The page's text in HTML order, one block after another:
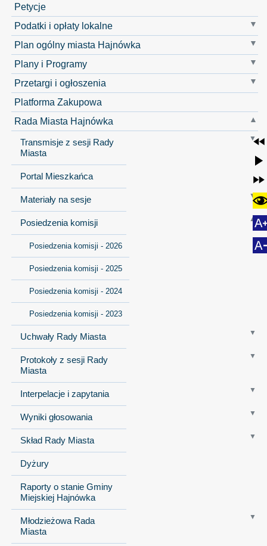
Petycje
Podatki i opłaty lokalne
Plan ogólny miasta Hajnówka
Plany i Programy
Przetargi i ogłoszenia
Platforma Zakupowa
Rada Miasta Hajnówka
Transmisje z sesji Rady
Miasta
Portal Mieszkańca
Materiały na sesje
Posiedzenia komisji
Posiedzenia komisji - 2026
Posiedzenia komisji - 2025
Posiedzenia komisji - 2024
Posiedzenia komisji - 2023
Uchwały Rady Miasta
Protokoły z sesji Rady
Miasta
Interpelacje i zapytania
Wyniki głosowania
Skład Rady Miasta
Dyżury
Raporty o stanie Gminy
Miejskiej Hajnówka
Młodzieżowa Rada
Miasta